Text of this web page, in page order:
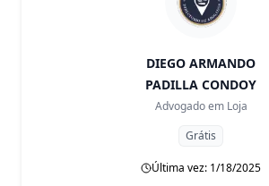
DIEGO ARMANDO
PADILLA CONDOY
Advogado em Loja
Grátis
Última vez: 1/18/2025